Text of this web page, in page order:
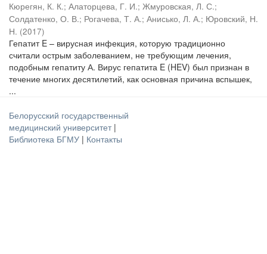
Кюрегян, К. К.; Алаторцева, Г. И.; Жмуровская, Л. С.;
Солдатенко, О. В.; Рогачева, Т. А.; Анисько, Л. А.; Юровский, Н.
Н. (2017)
Гепатит E – вирусная инфекция, которую традиционно
считали острым заболеванием, не требующим лечения,
подобным гепатиту А. Вирус гепатита E (HEV) был признан в
течение многих десятилетий, как основная причина вспышек,
...
Белорусский государственный
медицинский университет |
Библиотека БГМУ | Контакты